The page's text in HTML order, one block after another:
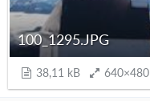
100_1295.JPG
38,11 kB 640×480